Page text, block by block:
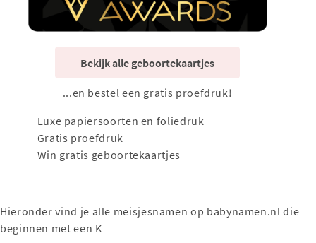
Bekijk alle geboortekaartjes
...en bestel een gratis proefdruk!
Luxe papiersoorten en foliedruk
Gratis proefdruk
Win gratis geboortekaartjes
Hieronder vind je alle meisjesnamen op babynamen.nl die
beginnen met een K